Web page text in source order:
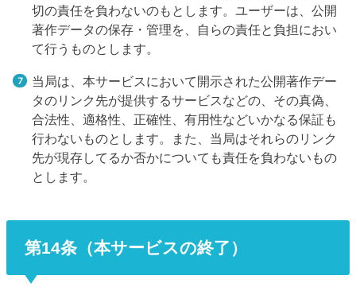
切の責任を負わないのもとします。ユーザーは、公開
著作データの保存・管理を、自らの責任と負担におい
て行うものとします。
当局は、本サービスにおいて開示された公開著作デー
タのリンク先が提供するサービスなどの、その真偽、
合法性、適格性、正確性、有用性などいかなる保証も
行わないものとします。また、当局はそれらのリンク
先が現存してるか否かについても責任を負わないもの
とします。
第14条（本サービスの終了）